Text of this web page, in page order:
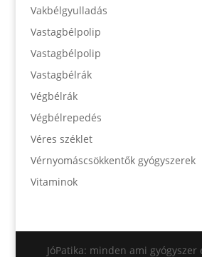
Vakbélgyulladás
Vastagbélpolip
Vastagbélpolip
Vastagbélrák
Végbélrák
Végbélrepedés
Véres széklet
Vérnyomáscsökkentők gyógyszerek
Vitaminok
JóPatika: minden ami gyógyszer